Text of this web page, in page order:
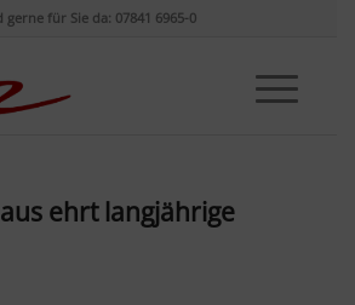
gerne für Sie da: 07841 6965-0
ehrt langjährige